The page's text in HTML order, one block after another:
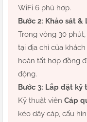
WiFi 6 phù hợp.
Bước 2: Khảo sát &
Trong vòng 30
tại địa chỉ của
hoàn tất hợp đồng
động.
Bước 3: Lắp đặt kỹ
Kỹ thuật viên Cáp
kéo dây cáp, cấu